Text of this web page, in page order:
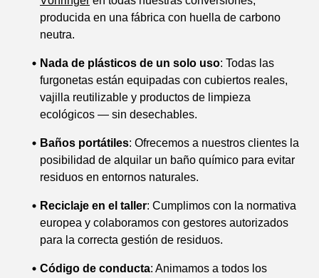
producida en una fábrica con huella de carbono
neutra.
Nada de plásticos de un solo uso: Todas las
furgonetas están equipadas con cubiertos reales,
vajilla reutilizable y productos de limpieza
ecológicos — sin desechables.
Baños portátiles: Ofrecemos a nuestros clientes la
posibilidad de alquilar un baño químico para evitar
residuos en entornos naturales.
Reciclaje en el taller: Cumplimos con la normativa
europea y colaboramos con gestores autorizados
para la correcta gestión de residuos.
Código de conducta: Animamos a todos los